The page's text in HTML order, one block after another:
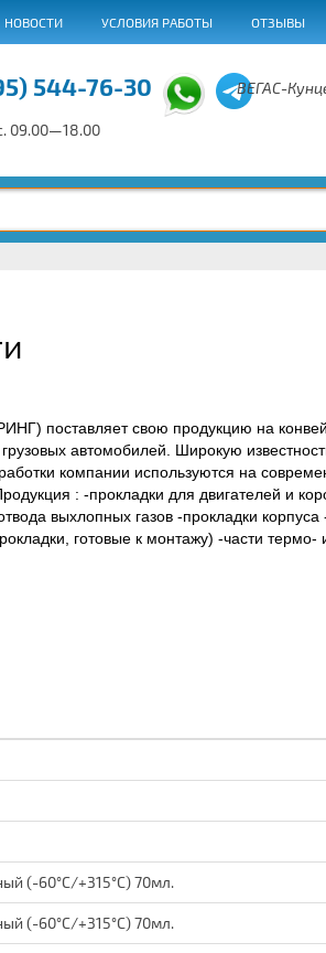
НОВОСТИ УСЛОВИЯ РАБОТЫ ОТЗЫВЫ
544-76-30
09.00—18.00
ВЕГАС-
поставляет свою продукцию на
автомобилей. Широкую
компании используются на
: -прокладки для двигателей и
выхлопных газов -прокладки
готовые к монтажу) -части
(-60°C/+315°C) 70мл.
(-60°C/+315°C) 70мл.